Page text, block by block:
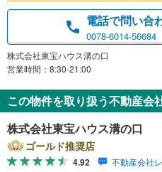
電話で問い合
0078-6014-56684
株式会社東宝ハウス溝の口
営業時間：8:30-21:00
この物件を取り扱う不動産会
株式会社東宝ハウス溝の口
ゴールド推奨店
4.92 不動産会社